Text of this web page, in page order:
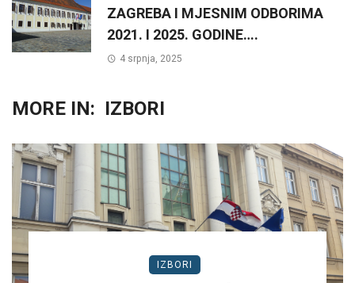
ZAGREBA I MJESNIM ODBORIMA
2021. I 2025. GODINE….
4 srpnja, 2025
MORE IN: IZBORI
IZBORI